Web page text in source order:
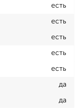
есть
есть
есть
есть
есть
да
да